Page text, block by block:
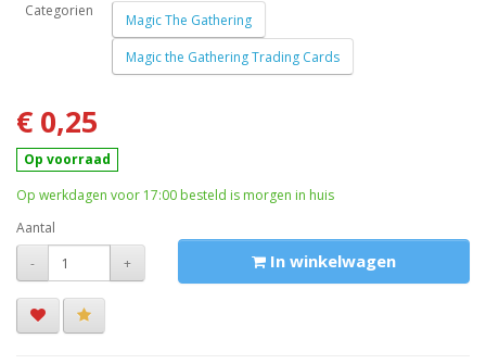
Categorien
Magic The Gathering
Magic the Gathering Trading Cards
€ 0,25
Op voorraad
Op werkdagen voor 17:00 besteld is morgen in huis
Aantal
-
+ In winkelwagen